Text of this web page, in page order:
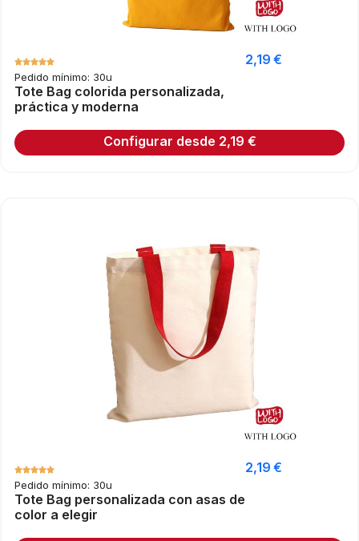
Pedido mínimo: 30u
Tote Bag colorida personalizada,
práctica y moderna
2,19€
Configurar desde 2,19 €
Pedido mínimo: 30u
Tote Bag personalizada con asas de
color a elegir
2,19€